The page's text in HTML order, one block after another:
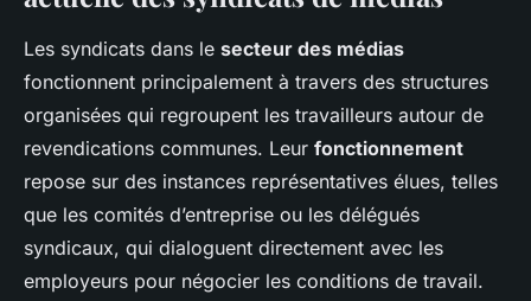
Les syndicats dans le secteur des médias
fonctionnent principalement à travers des structures
organisées qui regroupent les travailleurs autour de
revendications communes. Leur fonctionnement
repose sur des instances représentatives élues, telles
que les comités d’entreprise ou les délégués
syndicaux, qui dialoguent directement avec les
employeurs pour négocier les conditions de travail.